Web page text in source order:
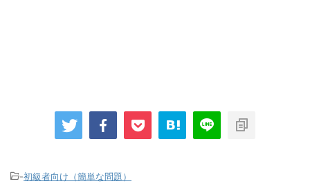
-初級者向け（簡単な問題）